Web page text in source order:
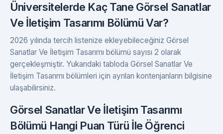
Üniversitelerde Kaç Tane Görsel Sanatlar
Ve İletişim Tasarımı Bölümü Var?
2026 yılında tercih listenize ekleyebileceğiniz Görsel
Sanatlar Ve İletişim Tasarımı bölümü sayısı 2 olarak
gerçekleşmiştir. Yukarıdaki tabloda Görsel Sanatlar Ve
İletişim Tasarımı bölümleri için ayrılan kontenjanların bilgisine
ulaşabilirsiniz.
Görsel Sanatlar Ve İletişim Tasarımı
Bölümü Hangi Puan Türü İle Öğrenci